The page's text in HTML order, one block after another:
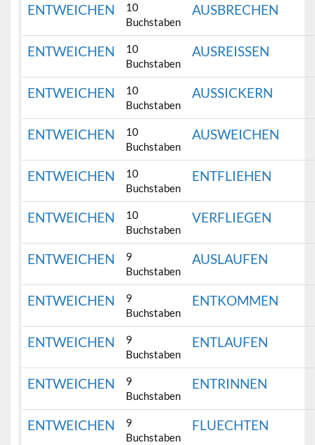
ENTWEICHEN
10
Buchstaben
AUSBRECHEN
ENTWEICHEN
10
Buchstaben
AUSREISSEN
ENTWEICHEN
10
Buchstaben
AUSSICKERN
ENTWEICHEN
10
Buchstaben
AUSWEICHEN
ENTWEICHEN
10
Buchstaben
ENTFLIEHEN
ENTWEICHEN
10
Buchstaben
VERFLIEGEN
ENTWEICHEN
9
Buchstaben
AUSLAUFEN
ENTWEICHEN
9
Buchstaben
ENTKOMMEN
ENTWEICHEN
9
Buchstaben
ENTLAUFEN
ENTWEICHEN
9
Buchstaben
ENTRINNEN
ENTWEICHEN
9
Buchstaben
FLUECHTEN